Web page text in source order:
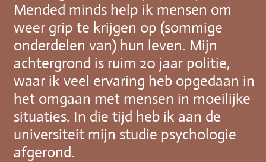
Mended minds help ik mensen om
weer grip te krijgen op (sommige
onderdelen van) hun leven. Mijn
achtergrond is ruim 20 jaar politie,
waar ik veel ervaring heb opgedaan in
het omgaan met mensen in moeilijke
situaties. In die tijd heb ik aan de
universiteit mijn studie psychologie
afgerond.